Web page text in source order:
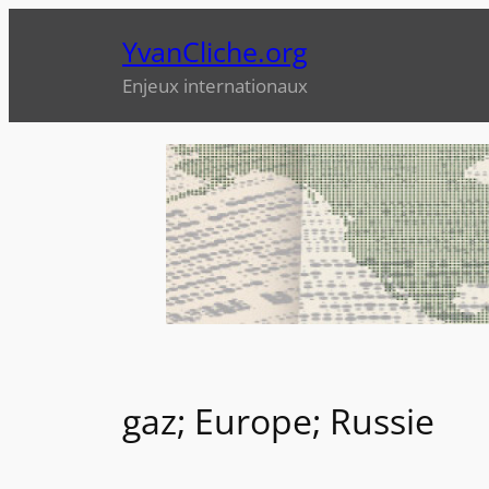
YvanCliche.org
Enjeux internationaux
gaz; Europe; Russie